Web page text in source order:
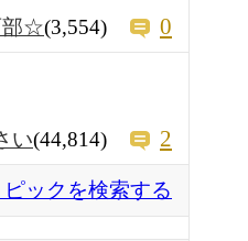
部☆(3,554) 0
い(44,814) 2
ックを検索する